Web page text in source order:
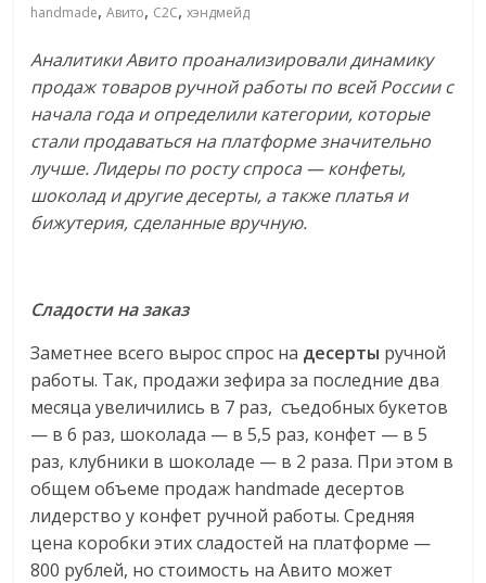
ритейле,
логистике,
технологиях,
соцсетях
онлайн-
торговле,
сервисах
для
Commerce,
ритейле,
логистике,
технологиях,
соцсетях.
handmade,Авито, С2С,хэндмейд
Аналитики Авито проанализировали динамику
продаж товаров ручной работы по всей России с
начала года и определили категории, которые
стали продаваться на платформе значительно
лучше. Лидеры по росту спроса — конфеты,
шоколад и другие десерты, а также платья и
бижутерия, сделанные вручную.
Сладости на заказ
Заметнее всего вырос спрос на десерты ручной
работы. Так, продажи зефира за последние два
месяца увеличились в 7 раз, съедобных букетов
— в 6 раз, шоколада — в 5,5 раз, конфет — в 5
раз, клубники в шоколаде — в 2 раза. При этом в
общем объеме продаж handmade десертов
лидерство у конфет ручной работы. Средняя
цена коробки этих сладостей на платформе —
800 рублей, но стоимость на Авито может